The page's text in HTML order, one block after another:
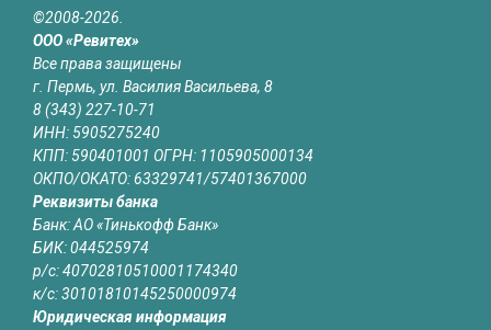
©2008-2026.
ООО «Ревитех»
Все права защищены
г. Пермь, ул. Василия Васильева, 8
8 (343) 227-10-71
ИНН: 5905275240
КПП: 590401001 ОГРН: 1105905000134
ОКПО/ОКАТО: 63329741/57401367000
Реквизиты банка
Банк: АО «Тинькофф Банк»
БИК: 044525974
р/с: 40702810510001174340
к/с: 30101810145250000974
Юридическая информация